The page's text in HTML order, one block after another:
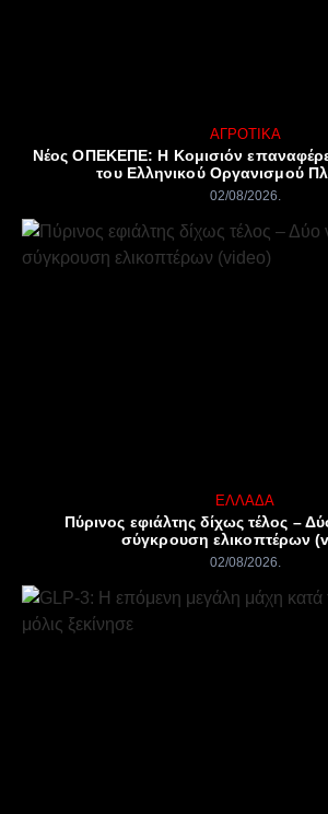
ΑΓΡΟΤΙΚΆ
Νέος ΟΠΕΚΕΠΕ: Η Κομισιόν
του Ελληνικού Οργανισμού
02/08/2026
ΕΛΛΆΔΑ
Πύρινος εφιάλτης δίχως τέλος –
σύγκρουση ελικοπτέρων
02/08/2026